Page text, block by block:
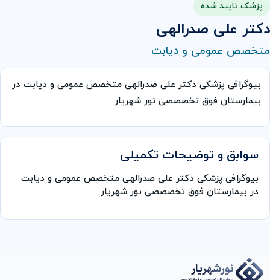
پزشک تایید شده
دکتر علی صدرالهی
متخصص عمومی و دیابت
بیوگرافی پزشکی دکتر علی صدرالهی متخصص عمومی و دیابت در
بیمارستان فوق تخصصصی نور شهریار
سوابق و توضیحات تکمیلی
بیوگرافی پزشکی دکتر علی صدرالهی متخصص عمومی و دیابت
در بیمارستان فوق تخصصصی نور شهریار